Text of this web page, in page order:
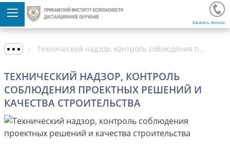
Заказать звонок
Технический надзор, контроль соблюдения проектных решений и качества строительства
ТЕХНИЧЕСКИЙ НАДЗОР, КОНТРОЛЬ
СОБЛЮДЕНИЯ ПРОЕКТНЫХ РЕШЕНИЙ И
КАЧЕСТВА СТРОИТЕЛЬСТВА